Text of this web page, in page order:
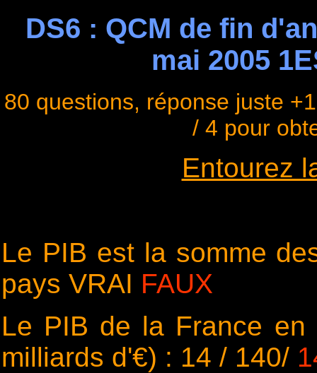
DS6 : QCM de fin
mai 2005
80 questions, réponse juste
/ 4 pour
Entourez
Le PIB est la somme
pays VRAI FAUX
Le PIB de la France en
milliards d'€) : 14 / 140/